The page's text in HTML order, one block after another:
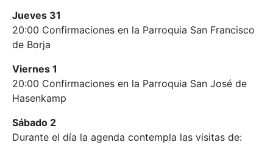
Jueves 31
20:00 Confirmaciones en la Parroquia San Francisco
de Borja
Viernes 1
20:00 Confirmaciones en la Parroquia San José de
Hasenkamp
Sábado 2
Durante el día la agenda contempla las visitas de: